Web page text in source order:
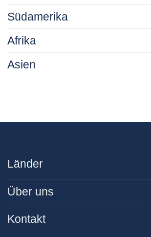
Südamerika
Afrika
Asien
Länder
Über uns
Kontakt